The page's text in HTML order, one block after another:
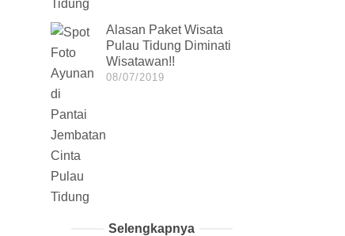
Alasan Paket Wisata
Pulau Tidung Diminati
Wisatawan!!
08/07/2019
Selengkapnya